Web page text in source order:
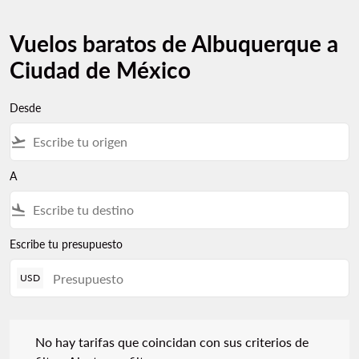
Vuelos baratos de Albuquerque a
Ciudad de México
Desde
flight_takeoff
A
flight_land
Escribe tu presupuesto
USD
No hay tarifas que coincidan con sus criterios de